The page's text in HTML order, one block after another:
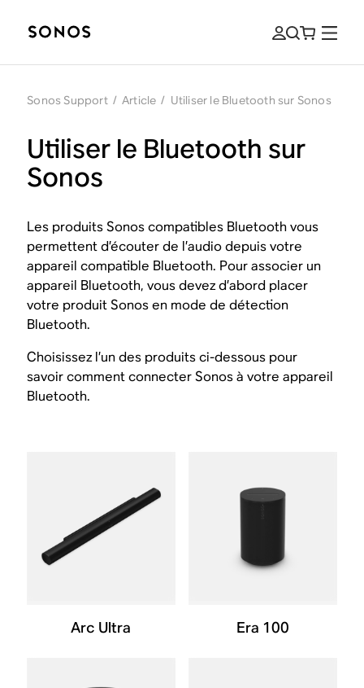
Sonos Support / Article / Utiliser le Bluetooth sur Sonos
Utiliser le Bluetooth sur
Sonos
Les produits Sonos compatibles Bluetooth vous
permettent d’écouter de l’audio depuis votre
appareil compatible Bluetooth. Pour associer un
appareil Bluetooth, vous devez d’abord placer
votre produit Sonos en mode de détection
Bluetooth.
Choisissez l’un des produits ci-dessous pour
savoir comment connecter Sonos à votre appareil
Bluetooth.
Arc Ultra Era 100